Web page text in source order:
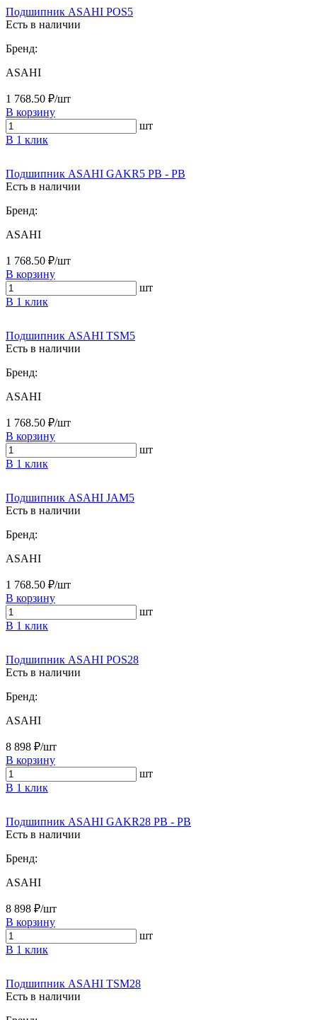
Подшипник ASAHI POS5
Есть в наличии
Бренд:
ASAHI
1 768.50 ₽/шт
В корзину
шт
В 1 клик
Подшипник ASAHI GAKR5 PB - PB
Есть в наличии
Бренд:
ASAHI
1 768.50 ₽/шт
В корзину
шт
В 1 клик
Подшипник ASAHI TSM5
Есть в наличии
Бренд:
ASAHI
1 768.50 ₽/шт
В корзину
шт
В 1 клик
Подшипник ASAHI JAM5
Есть в наличии
Бренд:
ASAHI
1 768.50 ₽/шт
В корзину
шт
В 1 клик
Подшипник ASAHI POS28
Есть в наличии
Бренд:
ASAHI
8 898 ₽/шт
В корзину
шт
В 1 клик
Подшипник ASAHI GAKR28 PB - PB
Есть в наличии
Бренд:
ASAHI
8 898 ₽/шт
В корзину
шт
В 1 клик
Подшипник ASAHI TSM28
Есть в наличии